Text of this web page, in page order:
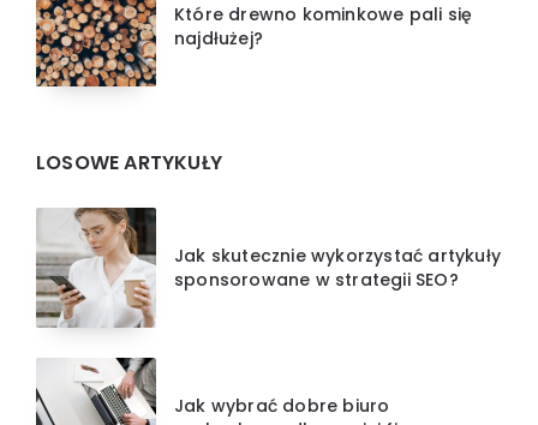
Które drewno kominkowe pali się
najdłużej?
LOSOWE ARTYKUŁY
Jak skutecznie wykorzystać artykuły
sponsorowane w strategii SEO?
Jak wybrać dobre biuro